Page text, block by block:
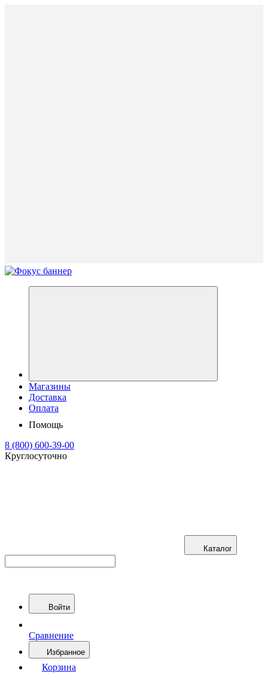
Магазины
Доставка
Оплата
Помощь
8 (800) 600-39-00
Круглосуточно
Каталог
Войти
Сравнение
Избранное
Корзина